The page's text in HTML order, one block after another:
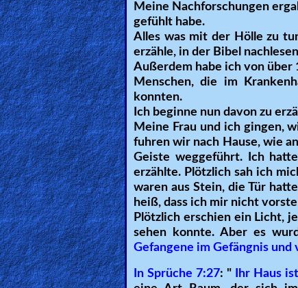
Ask
AI
Bible
Questions
Something
Funny...
2nd
Page,
Older
Material
Meine Nachforschungen
gefühlt habe.
Alles was mit der Hölle zu
erzähle, in der Bibel
Außerdem habe ich von über
Menschen, die im
konnten.
Ich beginne nun davon zu
Meine Frau und ich gingen,
fuhren wir nach Hause, wie
Geiste weggeführt. Ich
erzählte. Plötzlich sah ich
waren aus Stein, die Tür
heiß, dass ich mir nicht
Plötzlich erschien ein Licht,
sehen konnte. Aber es
Gefangene im Gefängnis
In Sprüche 7:27: " Ihr Haus